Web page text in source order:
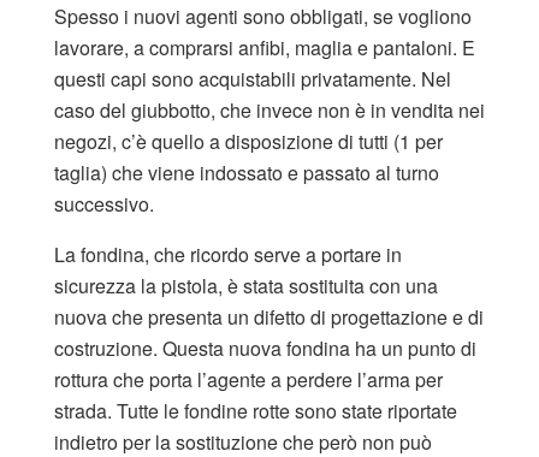
Spesso i nuovi agenti sono obbligati, se vogliono
lavorare, a comprarsi anfibi, maglia e pantaloni. E
questi capi sono acquistabili privatamente. Nel
caso del giubbotto, che invece non è in vendita nei
negozi, c’è quello a disposizione di tutti (1 per
taglia) che viene indossato e passato al turno
successivo.
La fondina, che ricordo serve a portare in
sicurezza la pistola, è stata sostituita con una
nuova che presenta un difetto di progettazione e di
costruzione. Questa nuova fondina ha un punto di
rottura che porta l’agente a perdere l’arma per
strada. Tutte le fondine rotte sono state riportate
indietro per la sostituzione che però non può